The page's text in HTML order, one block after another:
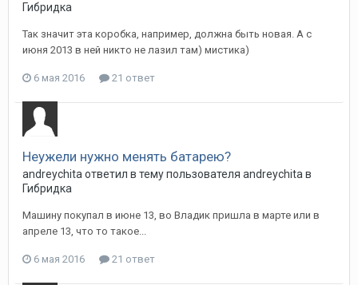
Гибридка
Так значит эта коробка, например, должна быть новая. А с
июня 2013 в ней никто не лазил там) мистика)
6 мая 2016 21 ответ
Неужели нужно менять батарею?
andreychita ответил в тему пользователя andreychita в
Гибридка
Машину покупал в июне 13, во Владик пришла в марте или в
апреле 13, что то такое...
6 мая 2016 21 ответ